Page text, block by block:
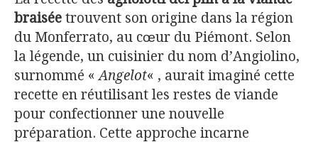
braisée trouvent son origine dans la région
du Monferrato, au cœur du Piémont. Selon
la légende, un cuisinier du nom d’Angiolino,
surnommé «Angelot« , aurait imaginé cette
recette en réutilisant les restes de viande
pour confectionner une nouvelle
préparation. Cette approche incarne